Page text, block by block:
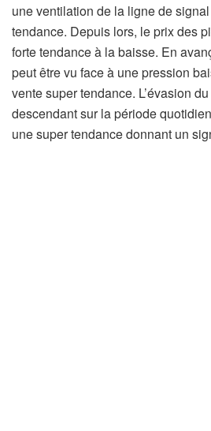
une ventilation de la ligne de signal
tendance. Depuis lors, le prix des
forte tendance à la baisse. En
peut être vu face à une pression
vente super tendance. L’évasion
descendant sur la période
une super tendance donnant un